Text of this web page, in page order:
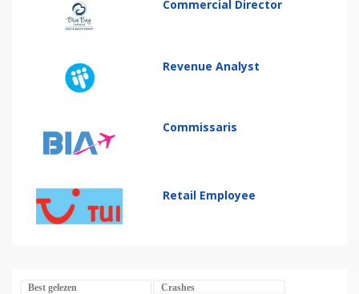
Commercial Director
Revenue Analyst
Commissaris
Retail Employee
Best gelezen Crashes